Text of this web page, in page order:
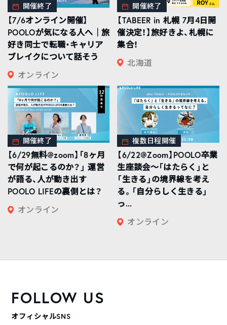
開催終了
【7/6オンライン開催】
POOLOが気になる人へ｜旅
好き同士で転職・キャリア
ブレイクについて話そう
オンライン
開催終了
【TABEER in 札幌 7月4日開
催決定！】旅好きよ、札幌に
集合！
北海道
開催終了
【6/29無料@zoom】「8ヶ月
で何が起こるのか？」 運営
が語る、人が動き出す
POOLO LIFEの裏側とは？
オンライン
複数日程開催
【6/22@Zoom】POOLO卒業
生座談会〜「はたらく」と
「生きる」の境界線を考え
る。「自分らしく生きる」
っ...
オンライン
FOLLOW US
オフィシャルSNS